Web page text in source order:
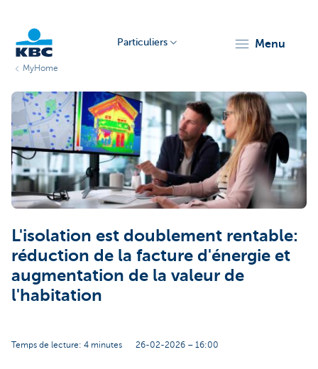
Particuliers menu
MyHome
L'isolation est doublement rentable:
réduction de la facture d'énergie et
augmentation de la valeur de
l'habitation
Temps de lecture: 4 minutes 26-02-2026 – 16:00